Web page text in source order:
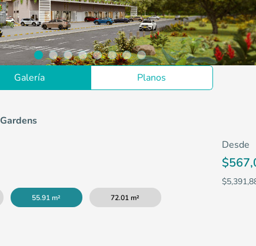
Galería Planos
55.91 m² 72.01 m²
Desde